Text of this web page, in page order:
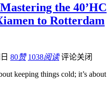
the 40’HC
to Rotterdam
80赞 1038阅读 评论关闭
keeping things cold; it’s about